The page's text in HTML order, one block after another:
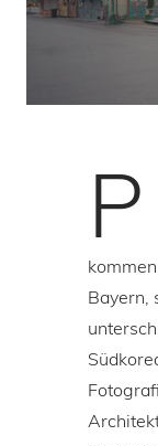
P
Bayern,